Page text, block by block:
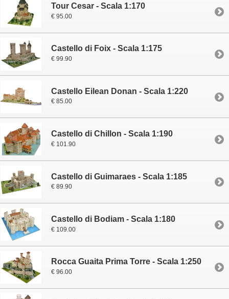
Tour Cesar - Scala 1:170
€ 95.00
Castello di Foix - Scala 1:175
€ 99.90
Castello Eilean Donan - Scala 1:220
€ 85.00
Castello di Chillon - Scala 1:190
€ 101.90
Castello di Guimaraes - Scala 1:185
€ 89.90
Castello di Bodiam - Scala 1:180
€ 109.00
Rocca Guaita Prima Torre - Scala 1:250
€ 96.00